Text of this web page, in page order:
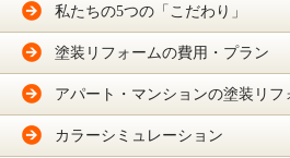
私たちの5つの「こだわり」
塗装リフォームの費用・プラン
アパート・マンションの塗装リフ
カラーシミュレーション